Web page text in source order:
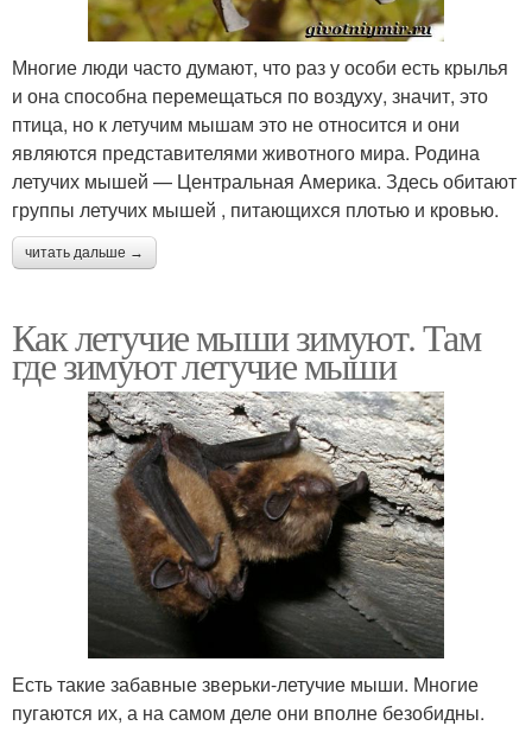
Многие люди часто думают, что раз у особи есть крылья
и она способна перемещаться по воздуху, значит, это
птица, но к летучим мышам это не относится и они
являются представителями животного мира. Родина
летучих мышей — Центральная Америка. Здесь обитают
группы летучих мышей , питающихся плотью и кровью.
читать дальше →
Как летучие мыши зимуют. Там
где зимуют летучие мыши
Есть такие забавные зверьки-летучие мыши. Многие
пугаются их, а на самом деле они вполне безобидны.